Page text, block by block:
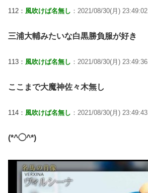
112： 風吹けば名無し ：2021/08/30(月)
三浦大輔みたいな白黒勝負服が好き
113： 風吹けば名無し ：2021/08/30(月)
ここまで大魔神佐々木無し
114： 風吹けば名無し ：2021/08/30(月)
(*^◯^*)